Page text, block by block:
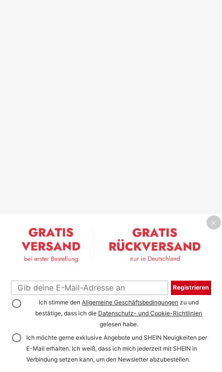
Registrieren
Ich stimme denAllgemeine Geschäftsbedingungen zu und
bestätige, dass ich die Datenschutz- und Cookie-Richtlinien
gelesen habe.
Ich möchte gerne exklusive Angebote und SHEIN Neuigkeiten per
E-Mail erhalten. Ich weiß, dass ich mich jederzeit mit SHEIN in
Verbindung setzen kann, um den Newsletter abzubestellen.